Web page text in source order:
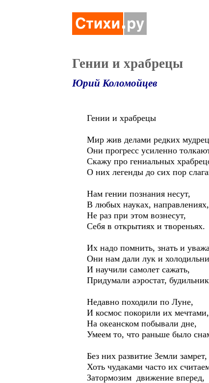
Гении и храбрецы
Юрий Коломойцев
Гении и храбрецы
Мир жив делами редких
Они прогресс усиленно
Скажу про гениальных
О них легенды до сих пор
Нам гении познания несут,
В любых науках, направлениях,
Не раз при этом вознесут,
Себя в открытиях и твореньях.
Их надо помнить, знать и
Они нам дали лук и
И научили самолет сажать,
Придумали аэростат,
Недавно походили по Луне,
И космос покорили их мечтами,
На океанском побывали дне,
Умеем то, что раньше было
Без них развитие Земли замрет,
Хоть чудаками часто их
Затормозим движение вперед,